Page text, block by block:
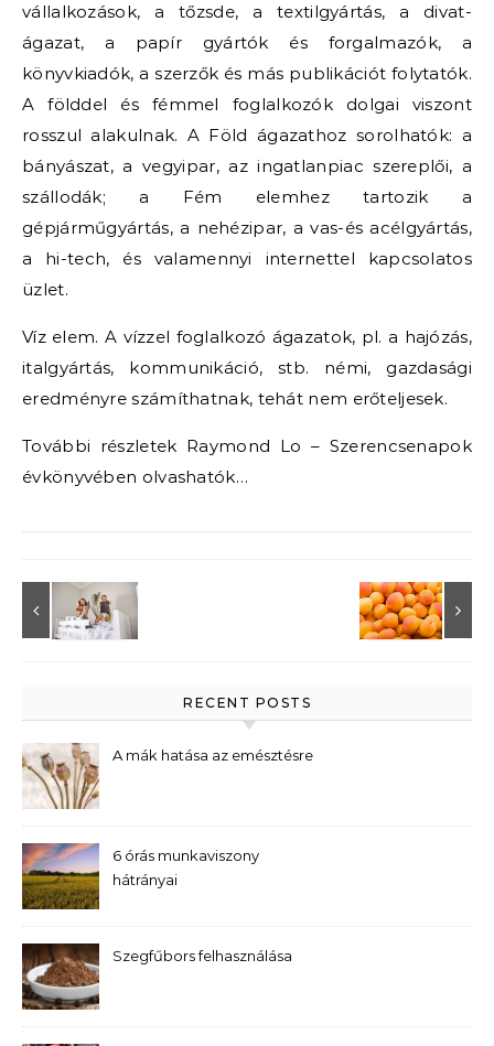
vállalkozások, a tőzsde, a textilgyártás, a divat-
ágazat, a papír gyártók és forgalmazók, a
könyvkiadók, a szerzők és más publikációt folytatók.
A földdel és fémmel foglalkozók dolgai viszont
rosszul alakulnak. A Föld ágazathoz sorolhatók: a
bányászat, a vegyipar, az ingatlanpiac szereplői, a
szállodák; a Fém elemhez tartozik a
gépjárműgyártás, a nehézipar, a vas-és acélgyártás,
a hi-tech, és valamennyi internettel kapcsolatos
üzlet.
Víz elem. A vízzel foglalkozó ágazatok, pl. a hajózás,
italgyártás, kommunikáció, stb. némi, gazdasági
eredményre számíthatnak, tehát nem erőteljesek.
További részletek Raymond Lo – Szerencsenapok
évkönyvében olvashatók…
RECENT POSTS
A mák hatása az emésztésre
6 órás munkaviszony
hátrányai
Szegfűbors felhasználása